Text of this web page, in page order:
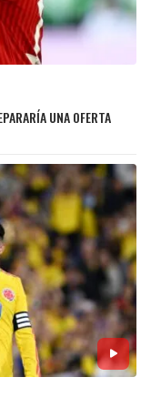
UNA OFERTA